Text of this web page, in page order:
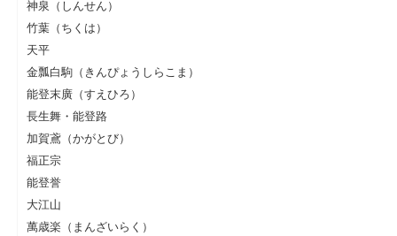
神泉（しんせん）
竹葉（ちくは）
天平
金瓢白駒（きんぴょうしらこま）
能登末廣（すえひろ）
長生舞・能登路
加賀鳶（かがとび）
福正宗
能登誉
大江山
萬歳楽（まんざいらく）